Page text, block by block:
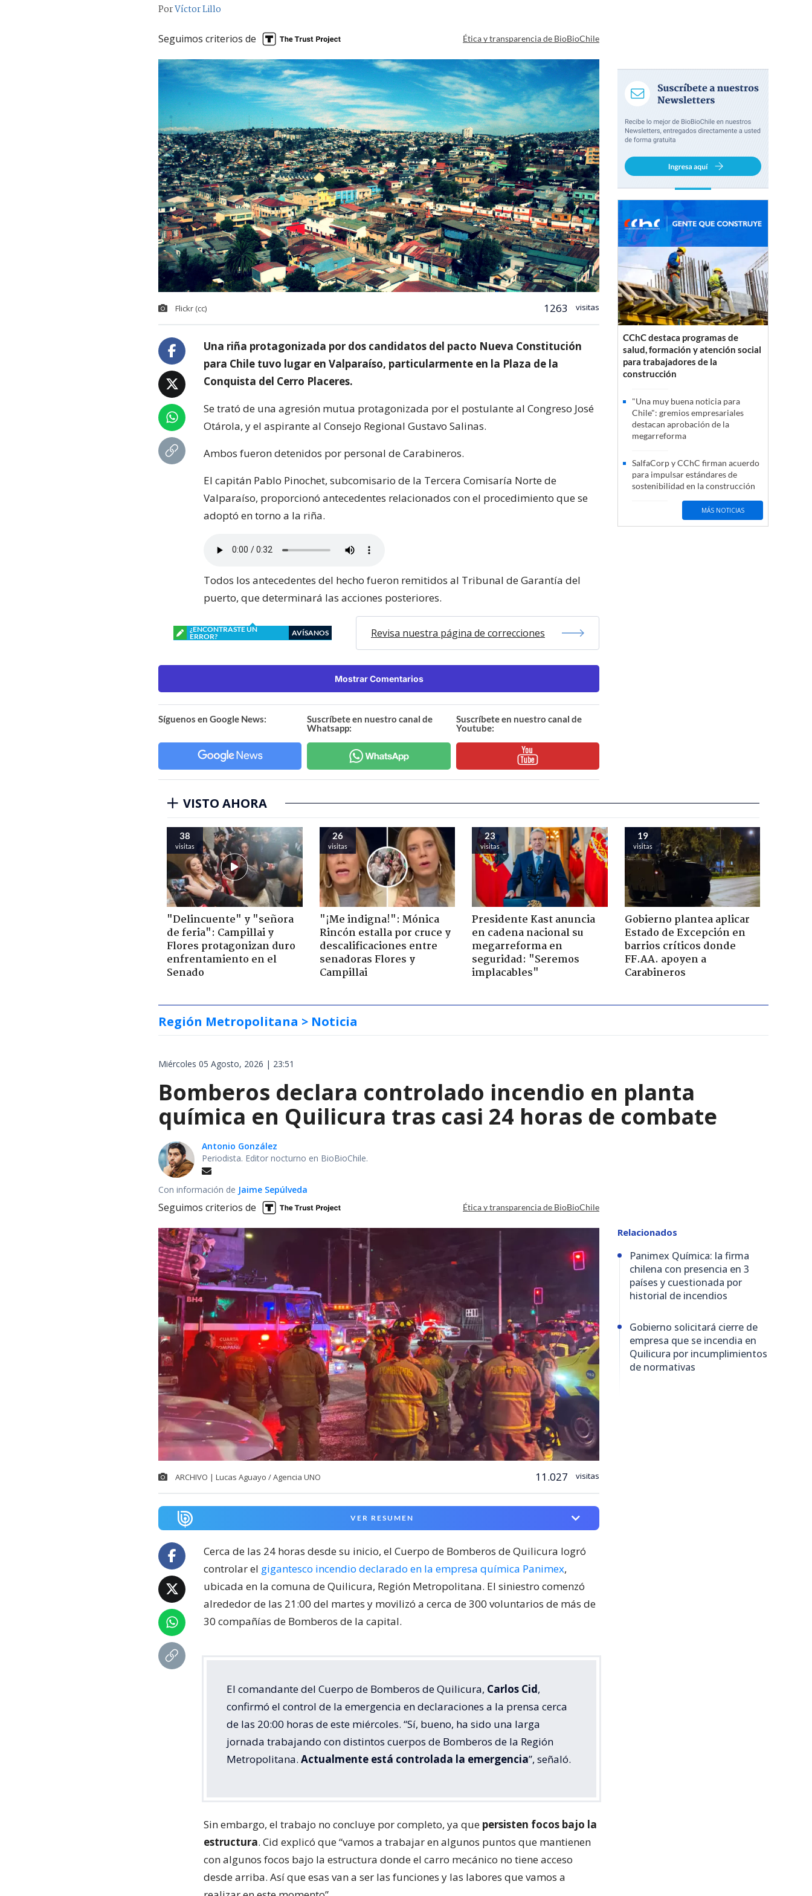
PorVíctor Lillo
Seguimos criterios de Ética y transparencia de BioBioChile
Flickr (cc) 1263 visitas
Una riña protagonizada por dos candidatos del pacto Nueva Constitución
para Chile tuvo lugar en Valparaíso, particularmente en la Plaza de la
Conquista del Cerro Placeres.
Se trató de una agresión mutua protagonizada por el postulante al Congreso José
Otárola, y el aspirante al Consejo Regional Gustavo Salinas.
Ambos fueron detenidos por personal de Carabineros.
El capitán Pablo Pinochet, subcomisario de la Tercera Comisaría Norte de
Valparaíso, proporcionó antecedentes relacionados con el procedimiento que se
adoptó en torno a la riña.
Todos los antecedentes del hecho fueron remitidos al Tribunal de Garantía del
puerto, que determinará las acciones posteriores.
¿ENCONTRASTE UN
ERROR?
AVÍSANOS Revisa nuestra página de correcciones
Mostrar Comentarios
Síguenos en Google News:
Suscríbete en nuestro canal de
Whatsapp:
Suscríbete en nuestro canal de
Youtube:
CChC destaca programas de
salud, formación y atención social
para trabajadores de la
construcción
"Una muy buena noticia para
Chile": gremios empresariales
destacan aprobación de la
megarreforma
SalfaCorp y CChC firman acuerdo
para impulsar estándares de
sostenibilidad en la construcción
MÁS NOTICIAS
VISTO AHORA
38
visitas
"Delincuente" y "señora
de feria": Campillai y
Flores protagonizan duro
enfrentamiento en el
Senado
26
visitas
"¡Me indigna!": Mónica
Rincón estalla por cruce y
descalificaciones entre
senadoras Flores y
Campillai
23
visitas
Presidente Kast anuncia
en cadena nacional su
megarreforma en
seguridad: "Seremos
implacables"
19
visitas
Gobierno plantea aplicar
Estado de Excepción en
barrios críticos donde
FF.AA. apoyen a
Carabineros
Región Metropolitana > Noticia
Miércoles 05 Agosto, 2026 | 23:51
Bomberos declara controlado incendio en planta
química en Quilicura tras casi 24 horas de combate
Antonio González
Periodista. Editor nocturno en BioBioChile.
Con información de Jaime Sepúlveda
Seguimos criterios de Ética y transparencia de BioBioChile
ARCHIVO | Lucas Aguayo / Agencia UNO 11.027 visitas
VER RESUMEN
Cerca de las 24 horas desde su inicio, el Cuerpo de Bomberos de Quilicura logró
controlar el gigantesco incendio declarado en la empresa química Panimex,
ubicada en la comuna de Quilicura, Región Metropolitana. El siniestro comenzó
alrededor de las 21:00 del martes y movilizó a cerca de 300 voluntarios de más de
30 compañías de Bomberos de la capital.
El comandante del Cuerpo de Bomberos de Quilicura, Carlos Cid,
confirmó el control de la emergencia en declaraciones a la prensa cerca
de las 20:00 horas de este miércoles. “Sí, bueno, ha sido una larga
jornada trabajando con distintos cuerpos de Bomberos de la Región
Metropolitana. Actualmente está controlada la emergencia”, señaló.
Sin embargo, el trabajo no concluye por completo, ya que persisten focos bajo la
estructura. Cid explicó que “vamos a trabajar en algunos puntos que mantienen
con algunos focos bajo la estructura donde el carro mecánico no tiene acceso
desde arriba. Así que esas van a ser las funciones y las labores que vamos a
Relacionados
Panimex Química: la firma
chilena con presencia en 3
países y cuestionada por
historial de incendios
Gobierno solicitará cierre de
empresa que se incendia en
Quilicura por incumplimientos
de normativas